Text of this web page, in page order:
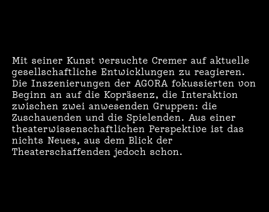
Mit seiner Kunst versuchte Cremer auf aktuelle
gesellschaftliche Entwicklungen zu reagieren.
Die Inszenierungen der AGORA fokussierten von
Beginn an auf die Kopräsenz, die Interaktion
zwischen zwei anwesenden Gruppen: die
Zuschauenden und die Spielenden. Aus einer
theaterwissenschaftlichen Perspektive ist das
nichts Neues, aus dem Blick der
Theaterschaffenden jedoch schon.